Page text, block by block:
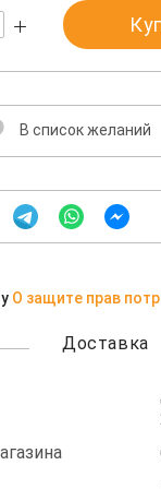
В список желаний
О защите прав
Доставка